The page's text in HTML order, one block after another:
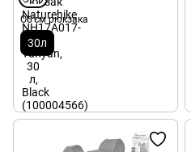
Об'єм рюкзака
30л